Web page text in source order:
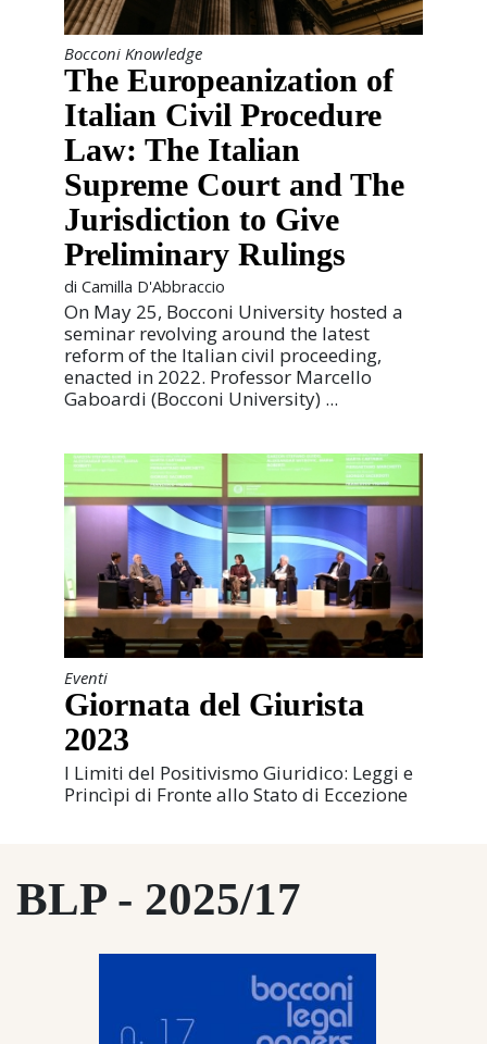
Bocconi Knowledge
The Europeanization of
Italian Civil Procedure
Law: The Italian
Supreme Court and The
Jurisdiction to Give
Preliminary Rulings
di Camilla D'Abbraccio
On May 25, Bocconi University hosted a
seminar revolving around the latest
reform of the Italian civil proceeding,
enacted in 2022. Professor Marcello
Gaboardi (Bocconi University) ...
Eventi
Giornata del Giurista
2023
I Limiti del Positivismo Giuridico: Leggi e
Princìpi di Fronte allo Stato di Eccezione
BLP - 2025/17